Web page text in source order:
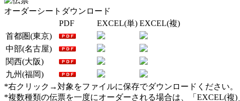
オーダーシートダウンロード
PDF
EXCEL(単) EXCEL(複)
首都圏(東京)
中部(名古屋)
関西(大阪)
九州(福岡)
*右クリック→対象をファイルに保存でダウンロードください。
*複数種類の伝票を一度にオーダーされる場合は、「EXCEL(複)